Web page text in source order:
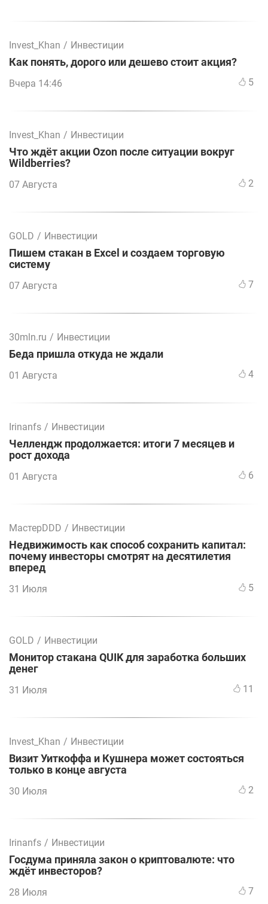
Invest_Khan / Инвестиции
Как понять, дорого или дешево стоит акция?
Вчера 14:46 5
Invest_Khan / Инвестиции
Что ждёт акции Ozon после ситуации вокруг
Wildberries?
07 Августа 2
GOLD / Инвестиции
Пишем стакан в Excel и создаем торговую
систему
07 Августа 7
30mln.ru / Инвестиции
Беда пришла откуда не ждали
01 Августа 4
Irinanfs / Инвестиции
Челлендж продолжается: итоги 7 месяцев и
рост дохода
01 Августа 6
МастерDDD / Инвестиции
Недвижимость как способ сохранить капитал:
почему инвесторы смотрят на десятилетия
вперед
31 Июля 5
GOLD / Инвестиции
Монитор стакана QUIK для заработка больших
денег
31 Июля 11
Invest_Khan / Инвестиции
Визит Уиткоффа и Кушнера может состояться
только в конце августа
30 Июля 2
Irinanfs / Инвестиции
Госдума приняла закон о криптовалюте: что
ждёт инвесторов?
28 Июля 7